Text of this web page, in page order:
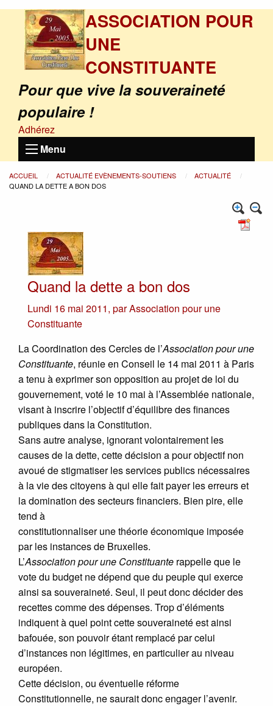
ASSOCIATION POUR
UNE
CONSTITUANTE
Pour que vive la souveraineté
populaire !
Adhérez
Menu
ACCUEIL ACTUALITÉ EVÈNEMENTS-SOUTIENS
ACTUALITÉ
QUAND LA DETTE A BON DOS
Quand la dette a bon dos
Lundi 16 mai 2011, parAssociation pour une
Constituante
La Coordination des Cercles de l’Association pour une
Constituante, réunie en Conseil le 14 mai 2011 à Paris
a tenu à exprimer son opposition au projet de loi du
gouvernement, voté le 10 mai à l’Assemblée nationale,
visant à inscrire l’objectif d’équilibre des finances
publiques dans la Constitution.
Sans autre analyse, ignorant volontairement les
causes de la dette, cette décision a pour objectif non
avoué de stigmatiser les services publics nécessaires
à la vie des citoyens à qui elle fait payer les erreurs et
la domination des secteurs financiers. Bien pire, elle
tend à
constitutionnaliser une théorie économique imposée
par les instances de Bruxelles.
L’Association pour une Constituante rappelle que le
vote du budget ne dépend que du peuple qui exerce
ainsi sa souveraineté. Seul, il peut donc décider des
recettes comme des dépenses. Trop d’éléments
indiquent à quel point cette souveraineté est ainsi
bafouée, son pouvoir étant remplacé par celui
d’instances non légitimes, en particulier au niveau
européen.
Cette décision, ou éventuelle réforme
Constitutionnelle, ne saurait donc engager l’avenir.